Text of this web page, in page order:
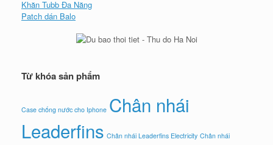
Khăn Tubb Đa Năng
Patch dán Balo
Từ khóa sản phẩm
Case chống nước cho Iphone Chân nhái
Leaderfins Chân nhái Leaderfins Electricity Chân nhái